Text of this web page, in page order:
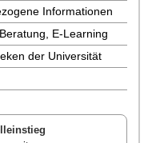
Informationen
E-Learning
der Universität